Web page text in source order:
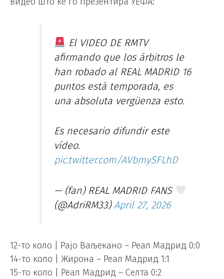
El VIDEO DE RMTV
afirmando que los árbitros le
han robado al REAL MADRID 16
puntos está temporada, es
una absoluta vergüenza esto.
Es necesario difundir este
vídeo.
pic.twitter.com/AVbmySFLhD
— (fan) REAL MADRID FANS
(@AdriRM33)April 27, 2026
12-то коло | Рајо Ваљекано – Реал Мадрид 0:0
14-то коло | Жирона – Реал Мадрид 1:1
15-то коло | Реал Мадрид – Селта 0:2